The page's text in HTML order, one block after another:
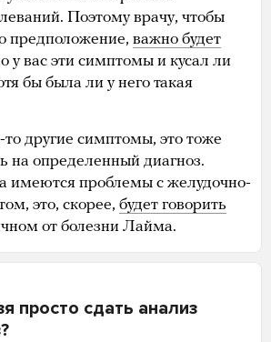
Поэтому врачу, чтобы
предположение, важно будет
у вас эти симптомы и кусал ли
бы была ли у него такая
то другие симптомы, это тоже
на определенный диагноз.
имеются проблемы с желудочно-
это, скорее, будет говорить
от болезни Лайма.
просто сдать анализ